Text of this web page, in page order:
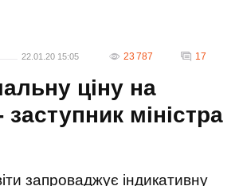
22.01.20 15:05 23 787 17
ціну на
міністра
запроваджує індикативну